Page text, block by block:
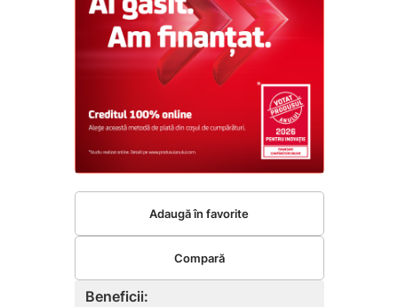
Beneficii:
Adaugă în favorite
Compară